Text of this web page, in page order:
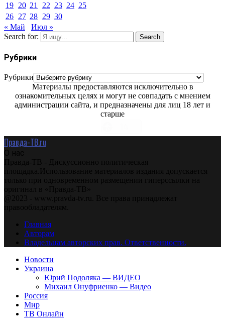
19 20 21 22 23 24 25
26 27 28 29 30
« Май
Июл »
Search for:
Search
Рубрики
Рубрики
Материалы предоставляются исключительно в
ознакомительных целях и могут не совпадать с мнением
администрации сайта, и предназначены для лиц 18 лет и
старше
Правда-ТВ.ru
О нас
Правда-ТВ - Дискуссионно политическая
площадка.Использование материалов издания допускается
только при одновременном размещении гиперссылки на
оригинал в «Правда-ТВ»
@2023 - www.pravda-tv.ru. Все права принадлежат
правообладателям.
Главная
Авторам
Владельцам авторских прав. Ответственности.
Новости
Украина
Юрий Подоляка — ВИДЕО
Михаил Онуфриенко — Видео
Россия
Мир
ТВ Онлайн